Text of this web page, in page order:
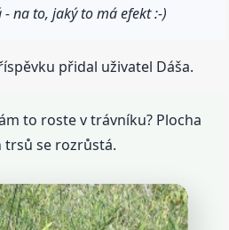
na to, jaký to má efekt :-)
přidal uživatel Dáša.
to roste v trávníku? Plocha
trsů se rozrůstá.